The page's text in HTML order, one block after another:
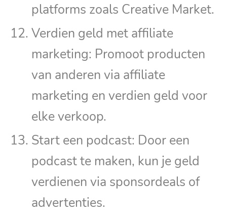
platforms zoals Creative Market.
Verdien geld met affiliate
marketing: Promoot producten
van anderen via affiliate
marketing en verdien geld voor
elke verkoop.
Start een podcast: Door een
podcast te maken, kun je geld
verdienen via sponsordeals of
advertenties.